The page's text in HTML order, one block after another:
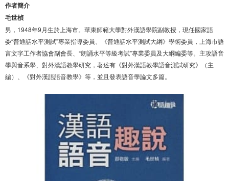
作者簡介
毛世楨
男，1948年9月生於上海市。華東師範大學對外漢語學院副教授，現任國家語
委“普通話水平測試”專業指導委員、《普通話水平測試大綱》學術委員，上海市語
言文字工作者協會副會長、“朗誦水平等級考試”專業委員及大綱編委等。主攻語音
學與音系學、對外漢語教學研究，著述有《對外漢語教學語音測試研究》（主
編）、《對外漢語語音教學》等，並且發表語音學論文多篇。